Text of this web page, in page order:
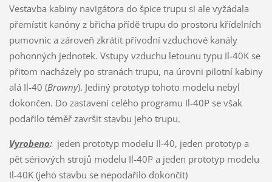
Vestavba kabiny navigátora do špice trupu si ale vyžádala
přemístit kanóny z břicha přídě trupu do prostoru křídelních
pumovnic a zároveň zkrátit přívodní vzduchové kanály
pohonných jednotek. Vstupy vzduchu letounu typu Il-40K se
přitom nacházely po stranách trupu, na úrovni pilotní kabiny
alá Il-40 (Brawny). Jediný prototyp tohoto modelu nebyl
dokončen. Do zastavení celého programu Il-40P se však
podařilo téměř završit stavbu jeho trupu.
Vyrobeno:jeden prototyp modelu Il-40, jeden prototyp a
pět sériových strojů modelu Il-40P a jeden prototyp modelu
Il-40K (jeho stavbu se nepodařilo dokončit)